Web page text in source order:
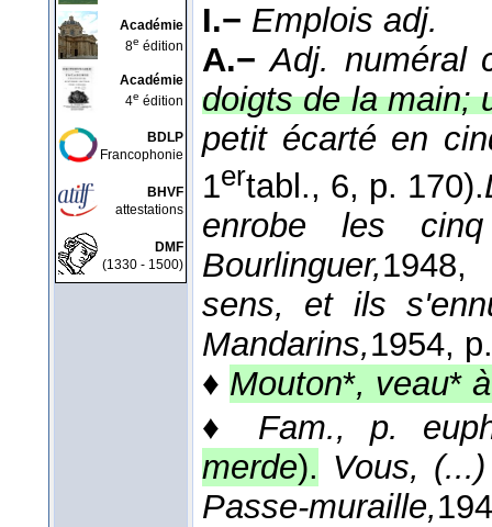
Académie
8e édition
Académie
4e édition
BDLP
Francophonie
BHVF
attestations
DMF
(1330 - 1500)
I.− Emplois adj.
A.− Adj. numéral
doigts de la main;
petit écarté en
1ertabl., 6, p. 170).
enrobe les
Bourlinguer,1948,
sens, et ils
Mandarins,1954,
♦ Mouton*, veau*
♦ Fam., p.
merde). Vous,
Passe-muraille,